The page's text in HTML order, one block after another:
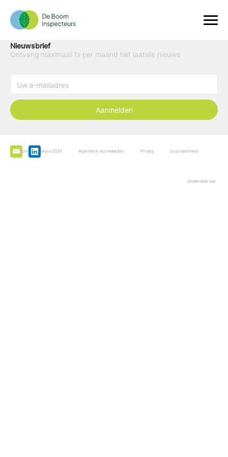
Nieuwsbrief
Ontvang maximaal 1x per maand het laatste nieuws
Aanmelden
De Boominspecteurs 2026 Algemene voorwaarden Privacy Duurzaamheid
Onderdeel van